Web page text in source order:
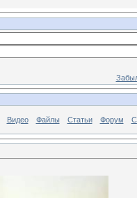
Видео Файлы Статьи Форум